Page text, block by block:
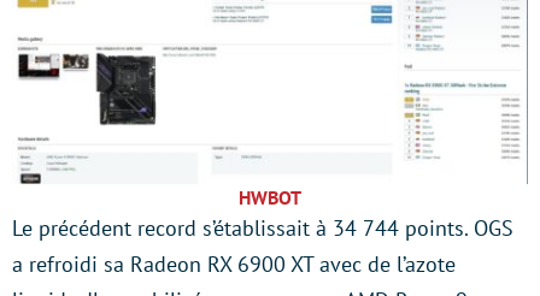
HWBOT
Le précédent record s’établissait à 34 744 points. OGS
a refroidi sa Radeon RX 6900 XT avec de l’azote